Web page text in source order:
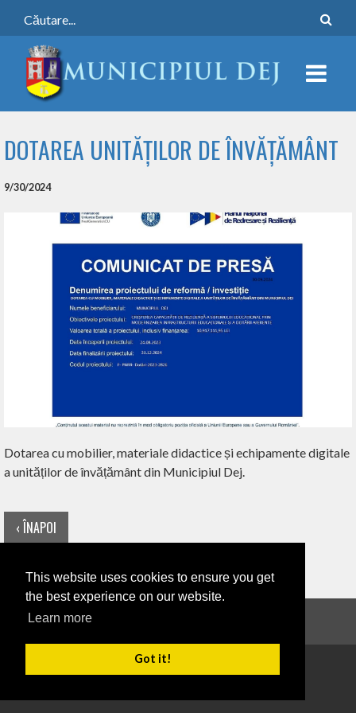
This website uses cookies to ensure you get
the best experience on our website.
Learn more
Got it!
DOTAREA UNITĂȚILOR DE ÎNVĂȚĂMÂNT
9/30/2024
Dotarea cu mobilier, materiale didactice și echipamente digitale
a unităților de învățământ din Municipiul Dej.
‹ ÎNAPOI
Anunțuri
Copyright 2026